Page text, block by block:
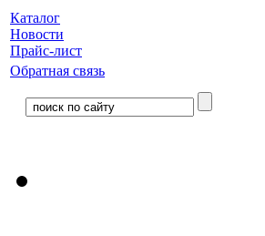
Каталог
Новости
Прайс-лист
Обратная связь